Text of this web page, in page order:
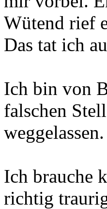
Wütend rief
Das tat ich
Ich bin von
falschen
weggelassen.
Ich brauche
richtig